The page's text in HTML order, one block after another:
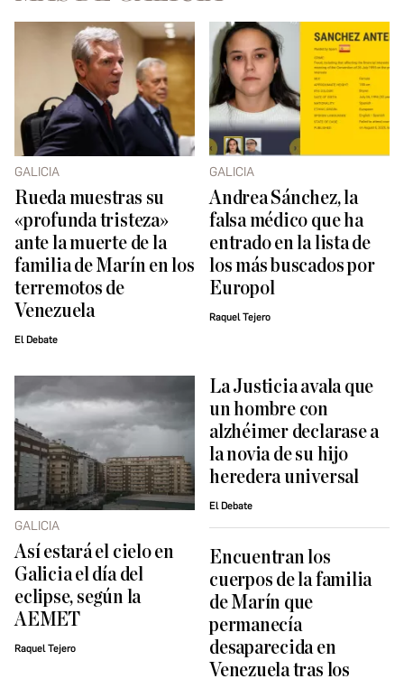
GALICIA
Rueda muestras su
«profunda tristeza»
ante la muerte de la
familia de Marín en los
terremotos de
Venezuela
El Debate
GALICIA
Andrea Sánchez, la
falsa médico que ha
entrado en la lista de
los más buscados por
Europol
Raquel Tejero
GALICIA
Así estará el cielo en
Galicia el día del
eclipse, según la
AEMET
Raquel Tejero
La Justicia avala que
un hombre con
alzhéimer declarase a
la novia de su hijo
heredera universal
El Debate
Encuentran los
cuerpos de la familia
de Marín que
permanecía
desaparecida en
Venezuela tras los